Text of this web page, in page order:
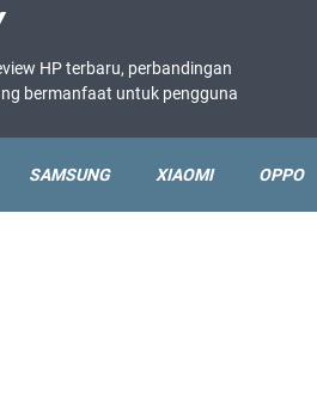
HP terbaru, perbandingan
bermanfaat untuk pengguna
SAMSUNG XIAOMI OPPO